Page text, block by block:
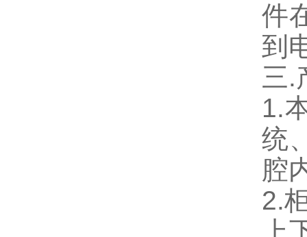
件
到
三.
1.
统
腔
2.